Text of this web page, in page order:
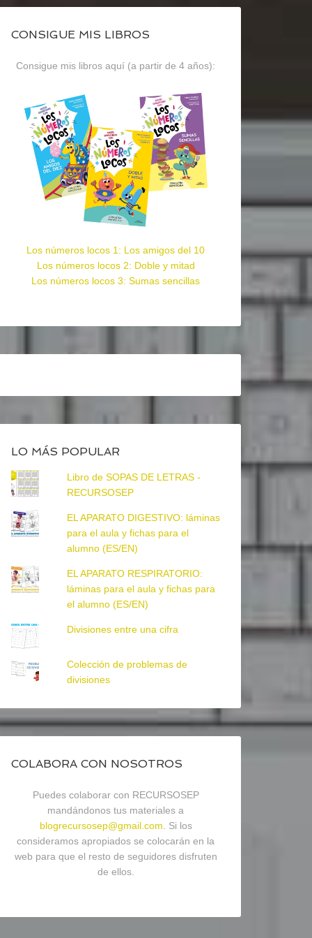
CONSIGUE MIS LIBROS
Consigue mis libros aquí (a partir de 4 años):
Los números locos 1: Los amigos del 10
Los números locos 2: Doble y mitad
Los números locos 3: Sumas sencillas
LO MÁS POPULAR
Libro de SOPAS DE LETRAS -
RECURSOSEP
EL APARATO DIGESTIVO: láminas
para el aula y fichas para el
alumno (ES/EN)
EL APARATO RESPIRATORIO:
láminas para el aula y fichas para
el alumno (ES/EN)
Divisiones entre una cifra
Colección de problemas de
divisiones
COLABORA CON NOSOTROS
Puedes colaborar con RECURSOSEP
mandándonos tus materiales a
blogrecursosep@gmail.com . Si los
consideramos apropiados se colocarán en la
web para que el resto de seguidores disfruten
de ellos.